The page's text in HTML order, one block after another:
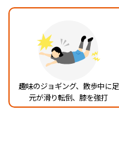
趣味のジョギング、散歩中に足
元が滑り転倒、膝を強打